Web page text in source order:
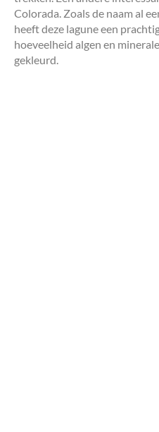
Colorada. Zoals de naam al
heeft deze lagune een
hoeveelheid algen en
gekleurd.